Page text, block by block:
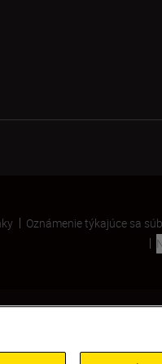
Oznámenie týkajúce sa